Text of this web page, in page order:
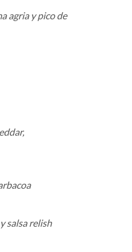
agria y pico de
salsa relish